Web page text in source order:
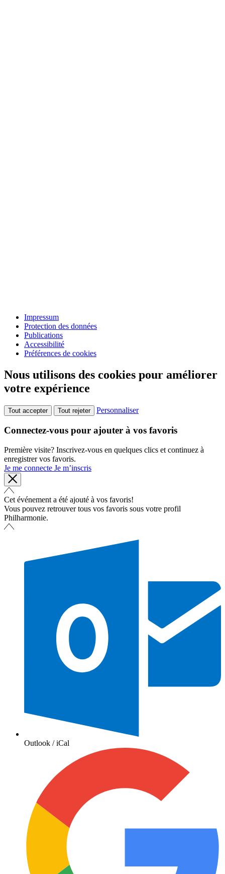
Impressum
Protection des données
Publications
Accessibilité
Préférences de cookies
Nous utilisons des cookies pour améliorer
votre expérience
Tout accepter Tout rejeter Personnaliser
Connectez-vous pour ajouter à vos favoris
Première visite? Inscrivez-vous en quelques clics et continuez à
enregistrer vos favoris.
Je me connecte Je m’inscris
Cet événement a été ajouté à vos favoris!
Vous pouvez retrouver tous vos favoris sous votre profil
Philharmonie.
Outlook / iCal